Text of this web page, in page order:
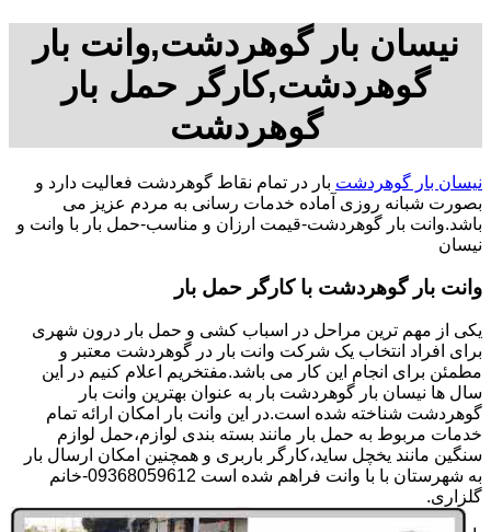
نیسان بار گوهردشت,وانت بار
گوهردشت,کارگر حمل بار
گوهردشت
نیسان بار گوهردشت بار در تمام نقاط گوهردشت فعالیت دارد و
بصورت شبانه روزی آماده خدمات رسانی به مردم عزیز می
باشد.وانت بار گوهردشت-قیمت ارزان و مناسب-حمل بار با وانت و
نیسان
وانت بار گوهردشت با کارگر حمل بار
یکی از مهم ترین مراحل در اسباب کشی و حمل بار درون شهری
برای افراد انتخاب یک شرکت وانت بار در گوهردشت معتبر و
مطمئن برای انجام این کار می باشد.مفتخریم اعلام کنیم در این
سال ها نیسان بار گوهردشت بار به عنوان بهترین وانت بار
گوهردشت شناخته شده است.در این وانت بار امکان ارائه تمام
خدمات مربوط به حمل بار مانند بسته بندی لوازم،حمل لوازم
سنگین مانند یخچل ساید،کارگر باربری و همچنین امکان ارسال بار
به شهرستان با با وانت فراهم شده است 09368059612-خانم
گلزاری.